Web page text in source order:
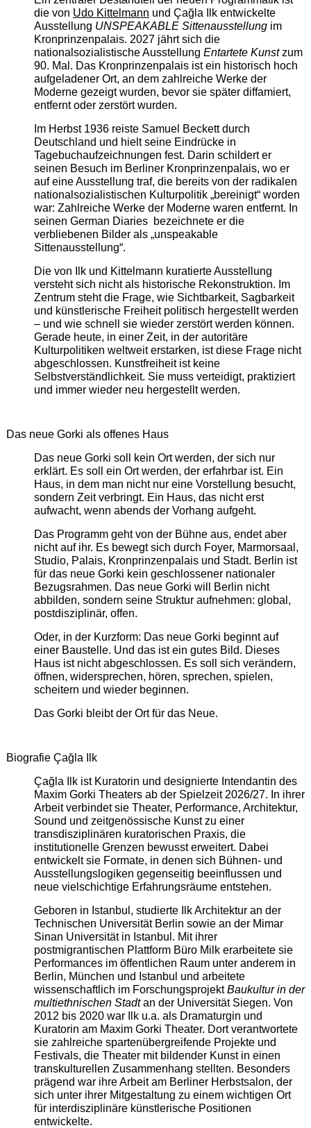
die von Udo Kittelmann und Çağla Ilk entwickelte
Ausstellung UNSPEAKABLE Sittenausstellungim
Kronprinzenpalais. 2027 jährt sich die
nationalsozialistische Ausstellung Entartete Kunstzum
90. Mal. Das Kronprinzenpalais ist ein historisch hoch
aufgeladener Ort, an dem zahlreiche Werke der
Moderne gezeigt wurden, bevor sie später diffamiert,
entfernt oder zerstört wurden.
Im Herbst 1936 reiste Samuel Beckett durch
Deutschland und hielt seine Eindrücke in
Tagebuchaufzeichnungen fest. Darin schildert er
seinen Besuch im Berliner Kronprinzenpalais, wo er
auf eine Ausstellung traf, die bereits von der radikalen
nationalsozialistischen Kulturpolitik „bereinigt“ worden
war: Zahlreiche Werke der Moderne waren entfernt. In
seinen German Diaries bezeichnete er die
verbliebenen Bilder als „unspeakable
Sittenausstellung“.
Die von Ilk und Kittelmann kuratierte Ausstellung
versteht sich nicht als historische Rekonstruktion. Im
Zentrum steht die Frage, wie Sichtbarkeit, Sagbarkeit
und künstlerische Freiheit politisch hergestellt werden
– und wie schnell sie wieder zerstört werden können.
Gerade heute, in einer Zeit, in der autoritäre
Kulturpolitiken weltweit erstarken, ist diese Frage nicht
abgeschlossen. Kunstfreiheit ist keine
Selbstverständlichkeit. Sie muss verteidigt, praktiziert
und immer wieder neu hergestellt werden.
Das neue Gorki als offenes Haus
Das neue Gorki soll kein Ort werden, der sich nur
erklärt. Es soll ein Ort werden, der erfahrbar ist. Ein
Haus, in dem man nicht nur eine Vorstellung besucht,
sondern Zeit verbringt. Ein Haus, das nicht erst
aufwacht, wenn abends der Vorhang aufgeht.
Das Programm geht von der Bühne aus, endet aber
nicht auf ihr. Es bewegt sich durch Foyer, Marmorsaal,
Studio, Palais, Kronprinzenpalais und Stadt. Berlin ist
für das neue Gorki kein geschlossener nationaler
Bezugsrahmen. Das neue Gorki will Berlin nicht
abbilden, sondern seine Struktur aufnehmen: global,
postdisziplinär, offen.
Oder, in der Kurzform: Das neue Gorki beginnt auf
einer Baustelle. Und das ist ein gutes Bild. Dieses
Haus ist nicht abgeschlossen. Es soll sich verändern,
öffnen, widersprechen, hören, sprechen, spielen,
scheitern und wieder beginnen.
Das Gorki bleibt der Ort für das Neue.
Biografie Çağla Ilk
Çağla Ilk ist Kuratorin und designierte Intendantin des
Maxim Gorki Theaters ab der Spielzeit 2026/27. In ihrer
Arbeit verbindet sie Theater, Performance, Architektur,
Sound und zeitgenössische Kunst zu einer
transdisziplinären kuratorischen Praxis, die
institutionelle Grenzen bewusst erweitert. Dabei
entwickelt sie Formate, in denen sich Bühnen- und
Ausstellungslogiken gegenseitig beeinflussen und
neue vielschichtige Erfahrungsräume entstehen.
Geboren in Istanbul, studierte Ilk Architektur an der
Technischen Universität Berlin sowie an der Mimar
Sinan Universität in Istanbul. Mit ihrer
postmigrantischen Plattform Büro Milk erarbeitete sie
Performances im öffentlichen Raum unter anderem in
Berlin, München und Istanbul und arbeitete
wissenschaftlich im ForschungsprojektBaukultur in der
multiethnischen Stadtan der Universität Siegen. Von
2012 bis 2020 war Ilk u.a. als Dramaturgin und
Kuratorin am Maxim Gorki Theater. Dort verantwortete
sie zahlreiche spartenübergreifende Projekte und
Festivals, die Theater mit bildender Kunst in einen
transkulturellen Zusammenhang stellten. Besonders
prägend war ihre Arbeit am Berliner Herbstsalon, der
sich unter ihrer Mitgestaltung zu einem wichtigen Ort
für interdisziplinäre künstlerische Positionen
entwickelte.